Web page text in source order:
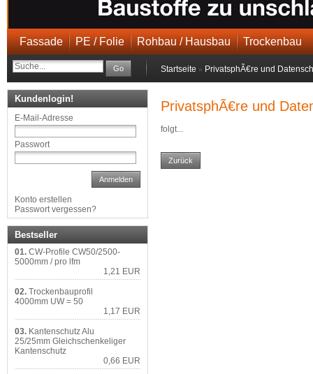
Fassade PE / Folie Rohbau / Hausbau Trockenbau
Go Startseite » PrivatsphÃ€re und
PrivatsphÃ€re und
folgt...
Zurück
Kundenlogin!
E-Mail-Adresse
Passwort
Anmelden
Konto erstellen
Passwort vergessen?
Bestseller
01. CW-Profile CW50/2500-
5000mm / pro lfm
1,21 EUR
02. Trockenbauprofil
4000mm UW = 50
1,17 EUR
03. Kantenschutz Alu
25/25mm Gleichschenkeliger
Kantenschutz
0,66 EUR